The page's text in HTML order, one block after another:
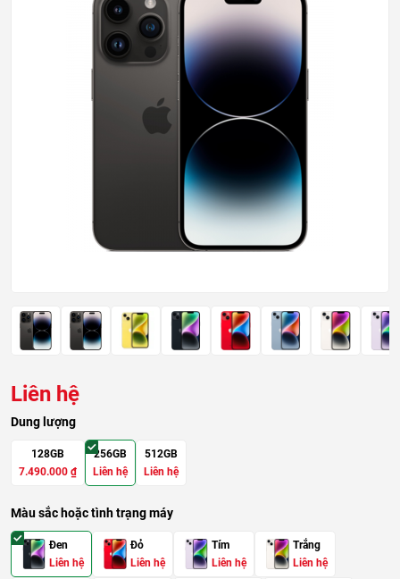
Liên hệ
Dung lượng
128GB
7.490.000 ₫
256GB
Liên hệ
512GB
Liên hệ
Màu sắc hoặc tình trạng máy
Đen
Liên hệ
Đỏ
Liên hệ
Tím
Liên hệ
Trắng
Liên hệ